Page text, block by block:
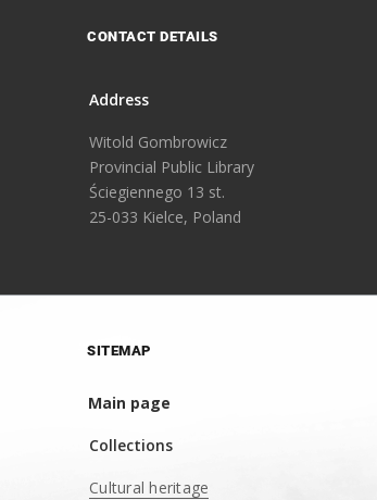
CONTACT DETAILS
Address
Witold Gombrowicz
Provincial Public Library
Ściegiennego 13 st.
25-033 Kielce, Poland
SITEMAP
Main page
Collections
Cultural heritage